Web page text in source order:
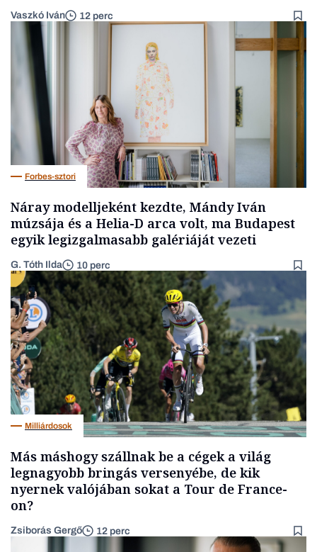
Vaszkó Iván 12 perc
Forbes-sztori
Náray modelljeként kezdte, Mándy Iván
múzsája és a Helia-D arca volt, ma Budapest
egyik legizgalmasabb galériáját vezeti
G. Tóth Ilda 10 perc
Milliárdosok
Más máshogy szállnak be a cégek a világ
legnagyobb bringás versenyébe, de kik
nyernek valójában sokat a Tour de France-
on?
Zsiborás Gergő 12 perc